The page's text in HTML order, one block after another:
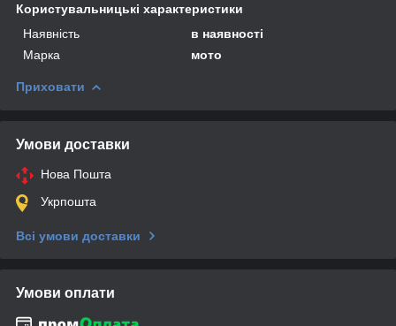
Користувальницькі характеристики
Наявність
в наявності
Марка
мото
Приховати
Умови доставки
Нова Пошта
Укрпошта
Всі умови доставки
Умови оплати